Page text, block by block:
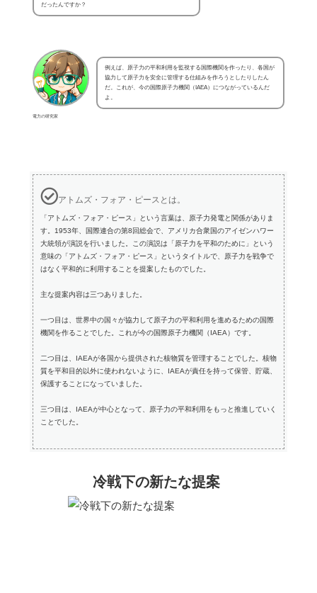
だったんですか？
電力の研究家
例えば、原子力の平和利用を監視する国際機関を作ったり、各国が
協力して原子力を安全に管理する仕組みを作ろうとしたりしたん
だ。これが、今の国際原子力機関（IAEA）につながっているんだ
よ。
アトムズ・フォア・ピースとは。
「アトムズ・フォア・ピース」という言葉は、原子力発電と関係がありま
す。1953年、国際連合の第8回総会で、アメリカ合衆国のアイゼンハワー
大統領が演説を行いました。この演説は「原子力を平和のために」という
意味の「アトムズ・フォア・ピース」というタイトルで、原子力を戦争で
はなく平和的に利用することを提案したものでした。
主な提案内容は三つありました。
一つ目は、世界中の国々が協力して原子力の平和利用を進めるための国際
機関を作ることでした。これが今の国際原子力機関（IAEA）です。
二つ目は、IAEAが各国から提供された核物質を管理することでした。核物
質を平和目的以外に使われないように、IAEAが責任を持って保管、貯蔵、
保護することになっていました。
三つ目は、IAEAが中心となって、原子力の平和利用をもっと推進していく
ことでした。
冷戦下の新たな提案